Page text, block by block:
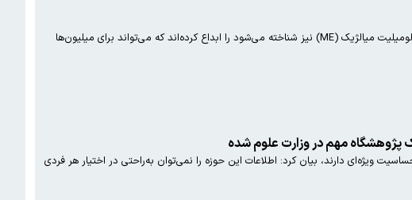
محققان معتقدند که اولین آزمایش خون اختصاصی برای تشخیص سندرم خستگی مزمن (CFS) که با نام آنسفالومیلیت میالژیک (ME) نیز شناخته می‌شود را ابداع کرده‌اند که می‌تواند برای میلیون‌ها
پژوهشگاه مهم در وزارت علوم شده
ژنتیک حساسیت ویژه‌ای دارند، بیان کرد: اطلاعات این حوزه را نمی‌توان به‌راحتی در اختیار هر فردی